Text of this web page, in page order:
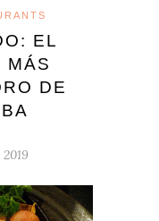
EL
MÁS
DE